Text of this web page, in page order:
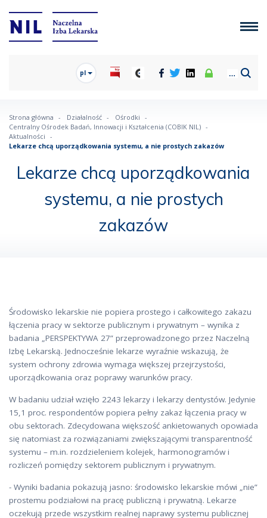
pl
Strona główna Działalność
Ośrodki
Centralny Ośrodek Badań, Innowacji i Kształcenia (COBIK NIL)
Aktualności
Lekarze chcą uporządkowania systemu, a nie prostych zakazów
Lekarze chcą uporządkowania
systemu, a nie prostych
zakazów
Środowisko lekarskie nie popiera prostego i całkowitego zakazu
łączenia pracy w sektorze publicznym i prywatnym – wynika z
badania „PERSPEKTYWA 27” przeprowadzonego przez Naczelną
Izbę Lekarską. Jednocześnie lekarze wyraźnie wskazują, że
system ochrony zdrowia wymaga większej przejrzystości,
uporządkowania oraz poprawy warunków pracy.
W badaniu udział wzięło 2243 lekarzy i lekarzy dentystów. Jedynie
15,1 proc. respondentów popiera pełny zakaz łączenia pracy w
obu sektorach. Zdecydowana większość ankietowanych opowiada
się natomiast za rozwiązaniami zwiększającymi transparentność
systemu – m.in. rozdzieleniem kolejek, harmonogramów i
rozliczeń pomiędzy sektorem publicznym i prywatnym.
- Wyniki badania pokazują jasno: środowisko lekarskie mówi „nie”
prostemu podziałowi na pracę publiczną i prywatną. Lekarze
oczekują przede wszystkim realnej naprawy systemu publicznej